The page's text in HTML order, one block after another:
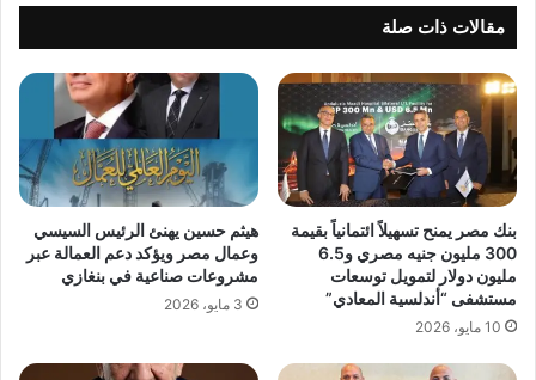
مقالات ذات صلة
بنك مصر يمنح تسهيلاً ائتمانياً بقيمة
300 مليون جنيه مصري و6.5
مليون دولار لتمويل توسعات
مستشفى “أندلسية المعادي”
10 مايو، 2026
هيثم حسين يهنئ الرئيس السيسي
وعمال مصر ويؤكد دعم العمالة عبر
مشروعات صناعية في بنغازي
3 مايو، 2026